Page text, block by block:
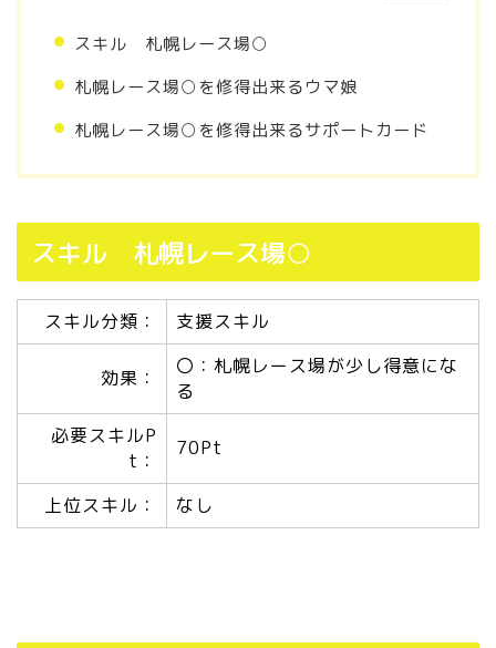
スキル 札幌レース場○
札幌レース場○を修得出来るウマ娘
札幌レース場○を修得出来るサポートカード
スキル 札幌レース場○
スキル分類： 支援スキル
効果：
〇：札幌レース場が少し得意にな
る
必要スキルP
t：
70Pt
上位スキル： なし